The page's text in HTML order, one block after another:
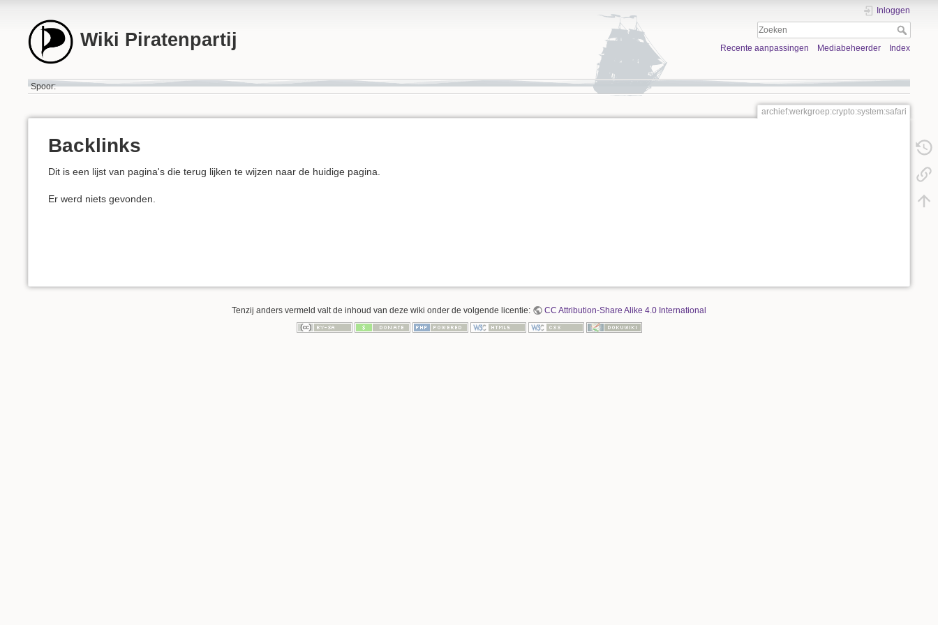
Wiki Piratenpartij
Inloggen
Recente aanpassingen Mediabeheerder Index
Spoor:
archief:werkgroep:crypto:system:safari
Backlinks
Dit is een lijst van pagina's die terug lijken te wijzen naar de huidige pagina.
Er werd niets gevonden.
Tenzij anders vermeld valt de inhoud van deze wiki onder de volgende licentie: CC Attribution-Share Alike 4.0 International